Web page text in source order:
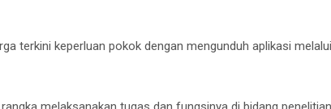
terkini keperluan pokok dengan mengunduh aplikasi